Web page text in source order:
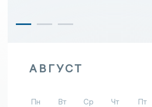
АВГУСТ
Пн Вт Ср Чт Пт